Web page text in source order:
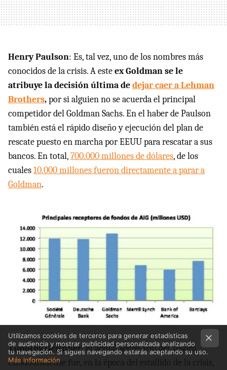
Henry Paulson: Es, tal vez, uno de los nombres más
conocidos de la crisis. A esteex Goldman se le
atribuye la decisión última dedejar caer a Lehman
Brothers,por si alguien no se acuerda el principal
competidor del Goldman Sachs. En el haber de Paulson
también está el rápido diseño y ejecución del plan de
rescate puesto en marcha por EEUU para rescatar a sus
bancos. En total,700.000 millones de dólares, de los
cuales10.000 millones fueron directamente a parar a
Goldman.
Timothy Geithner: el actual secretario del Tesoro
estadounidense fue, en la época del estallido de la crisis,
Utilizamos cookies de terceros para generar estadísticas
de audiencia y mostrar publicidad personalizada analizando
tu navegación. Si sigues navegando estarás aceptando su uso.
Más información